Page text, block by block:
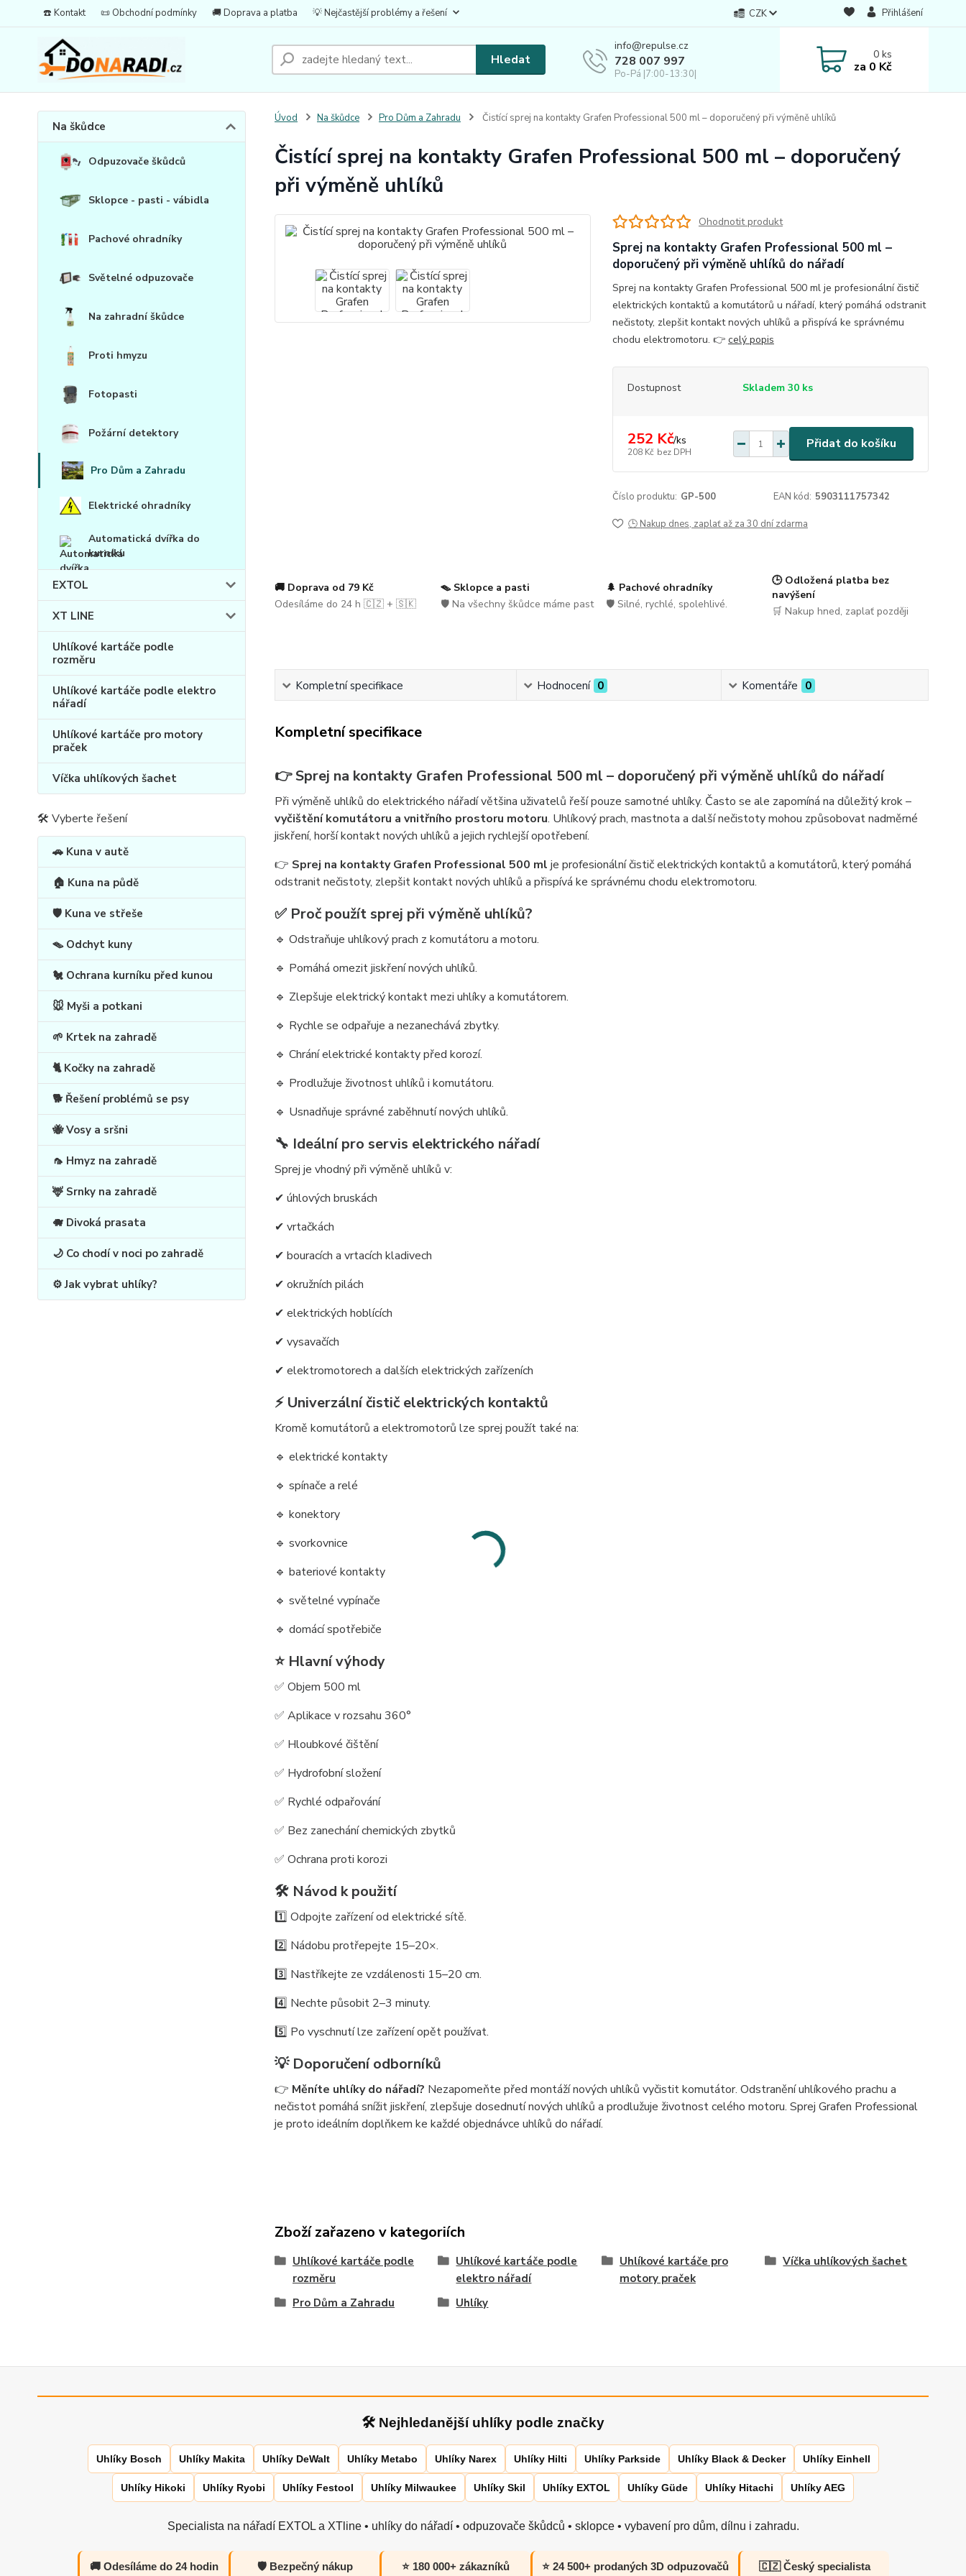
☎️ Kontakt 📜 Obchodní podmínky 🚚 Doprava a platba 💡 Nejčastější problémy a řešení CZK Přihlášení
Hledat
info@repulse.cz
728 007 997
Po-Pá |7:00-13:30|
0ks
za 0 Kč
Na škůdce
Odpuzovače škůdců
Sklopce - pasti - vábidla
Pachové ohradníky
Světelné odpuzovače
Na zahradní škůdce
Proti hmyzu
Fotopasti
Požární detektory
Pro Dům a Zahradu
Elektrické ohradníky
Automatická dvířka do
kurníku
EXTOL
XT LINE
Uhlíkové kartáče podle
rozměru
Uhlíkové kartáče podle elektro
nářadí
Uhlíkové kartáče pro motory
praček
Víčka uhlíkových šachet
🛠 Vyberte řešení
🚗 Kuna v autě
🏠 Kuna na půdě
🛡️ Kuna ve střeše
🪤 Odchyt kuny
🐔 Ochrana kurníku před kunou
🐭 Myši a potkani
🌱 Krtek na zahradě
🐈 Kočky na zahradě
🐕 Řešení problémů se psy
🐝 Vosy a sršni
🦟 Hmyz na zahradě
🦌 Srnky na zahradě
🐗 Divoká prasata
🌙 Co chodí v noci po zahradě
⚙️ Jak vybrat uhlíky?
Úvod Na škůdce Pro Dům a Zahradu Čistící sprej na kontakty Grafen Professional 500 ml – doporučený při výměně uhlíků
Čistící sprej na kontakty Grafen Professional 500 ml – doporučený
při výměně uhlíků
Ohodnotit produkt
Sprej na kontakty Grafen Professional 500 ml –
doporučený při výměně uhlíků do nářadí
Sprej na kontakty Grafen Professional 500 ml je profesionální čistič
elektrických kontaktů a komutátorů u nářadí, který pomáhá odstranit
nečistoty, zlepšit kontakt nových uhlíků a přispívá ke správnému
chodu elektromotoru. 👉 celý popis
Dostupnost Skladem 30 ks
252 Kč/ks
208 Kč bez DPH
Přidat do košíku
Číslo produktu: GP-500 EAN kód: 5903111757342
🕒 Nakup dnes, zaplať až za 30 dní zdarma
🚚 Doprava od 79 Kč
Odesíláme do 24 h 🇨🇿 + 🇸🇰
🪤 Sklopce a pasti
🛡️ Na všechny škůdce máme past
🌲 Pachové ohradníky
🛡️ Silné, rychlé, spolehlivé.
🕒 Odložená platba bez
navýšení
🛒 Nakup hned, zaplať později
Kompletní specifikace Hodnocení 0 Komentáře 0
Kompletní specifikace
👉 Sprej na kontakty Grafen Professional 500 ml – doporučený při výměně uhlíků do nářadí
Při výměně uhlíků do elektrického nářadí většina uživatelů řeší pouze samotné uhlíky. Často se ale zapomíná na důležitý krok –
vyčištění komutátoru a vnitřního prostoru motoru. Uhlíkový prach, mastnota a další nečistoty mohou způsobovat nadměrné
jiskření, horší kontakt nových uhlíků a jejich rychlejší opotřebení.
👉 Sprej na kontakty Grafen Professional 500 ml je profesionální čistič elektrických kontaktů a komutátorů, který pomáhá
odstranit nečistoty, zlepšit kontakt nových uhlíků a přispívá ke správnému chodu elektromotoru.
✅ Proč použít sprej při výměně uhlíků?
🔹 Odstraňuje uhlíkový prach z komutátoru a motoru.
🔹 Pomáhá omezit jiskření nových uhlíků.
🔹 Zlepšuje elektrický kontakt mezi uhlíky a komutátorem.
🔹 Rychle se odpařuje a nezanechává zbytky.
🔹 Chrání elektrické kontakty před korozí.
🔹 Prodlužuje životnost uhlíků i komutátoru.
🔹 Usnadňuje správné zaběhnutí nových uhlíků.
🔧 Ideální pro servis elektrického nářadí
Sprej je vhodný při výměně uhlíků v:
✔ úhlových bruskách
✔ vrtačkách
✔ bouracích a vrtacích kladivech
✔ okružních pilách
✔ elektrických hoblících
✔ vysavačích
✔ elektromotorech a dalších elektrických zařízeních
⚡ Univerzální čistič elektrických kontaktů
Kromě komutátorů a elektromotorů lze sprej použít také na:
🔹 elektrické kontakty
🔹 spínače a relé
🔹 konektory
🔹 svorkovnice
🔹 bateriové kontakty
🔹 světelné vypínače
🔹 domácí spotřebiče
⭐ Hlavní výhody
✅ Objem 500 ml
✅ Aplikace v rozsahu 360°
✅ Hloubkové čištění
✅ Hydrofobní složení
✅ Rychlé odpařování
✅ Bez zanechání chemických zbytků
✅ Ochrana proti korozi
🛠 Návod k použití
1️⃣ Odpojte zařízení od elektrické sítě.
2️⃣ Nádobu protřepejte 15–20×.
3️⃣ Nastříkejte ze vzdálenosti 15–20 cm.
4️⃣ Nechte působit 2–3 minuty.
5️⃣ Po vyschnutí lze zařízení opět používat.
💡 Doporučení odborníků
👉 Měníte uhlíky do nářadí? Nezapomeňte před montáží nových uhlíků vyčistit komutátor. Odstranění uhlíkového prachu a
nečistot pomáhá snížit jiskření, zlepšuje dosednutí nových uhlíků a prodlužuje životnost celého motoru. Sprej Grafen Professional
je proto ideálním doplňkem ke každé objednávce uhlíků do nářadí.
Zboží zařazeno v kategoriích
Uhlíkové kartáče podle
rozměru
Uhlíkové kartáče podle
elektro nářadí
Uhlíkové kartáče pro
motory praček
Víčka uhlíkových šachet
Pro Dům a Zahradu Uhlíky
🛠 Nejhledanější uhlíky podle značky
Uhlíky Bosch Uhlíky Makita Uhlíky DeWalt Uhlíky Metabo Uhlíky Narex Uhlíky Hilti Uhlíky Parkside Uhlíky Black & Decker Uhlíky Einhell
Uhlíky Hikoki Uhlíky Ryobi Uhlíky Festool Uhlíky Milwaukee Uhlíky Skil Uhlíky EXTOL Uhlíky Güde Uhlíky Hitachi Uhlíky AEG
Specialista na nářadí EXTOL a XTline • uhlíky do nářadí • odpuzovače škůdců • sklopce • vybavení pro dům, dílnu i zahradu.
🚚 Odesíláme do 24 hodin 🛡️ Bezpečný nákup ⭐ 180 000+ zákazníků ⭐ 24 500+ prodaných 3D odpuzovačů 🇨🇿 Český specialista